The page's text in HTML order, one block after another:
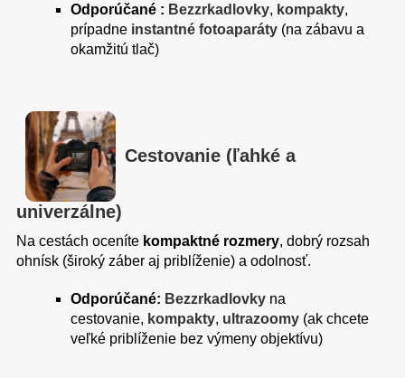
Odporúčané : Bezzrkadlovky, kompakty,
prípadne instantné fotoaparáty (na zábavu a
okamžitú tlač)
Cestovanie (ľahké a
univerzálne)
Na cestách oceníte kompaktné rozmery, dobrý rozsah
ohnísk (široký záber aj priblíženie) a odolnosť.
Odporúčané: Bezzrkadlovky na
cestovanie, kompakty, ultrazoomy (ak chcete
veľké priblíženie bez výmeny objektívu)